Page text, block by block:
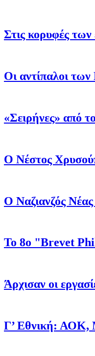
Στις κορυφές
Οι αντίπαλοι
«Σειρήνες» από
Ο Νέστος
Ο Ναζιανζός
Το 8ο "Brevet
Άρχισαν οι
Γ’ Εθνική: ΑΟΚ,